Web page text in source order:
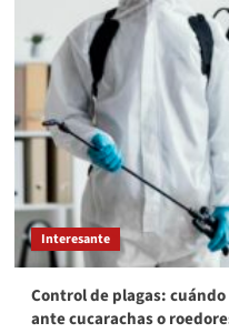
Interesante
Control de plagas:
ante cucarachas o